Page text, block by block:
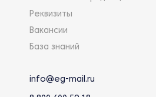
Реквизиты
Вакансии
База знаний
info@eg-mail.ru